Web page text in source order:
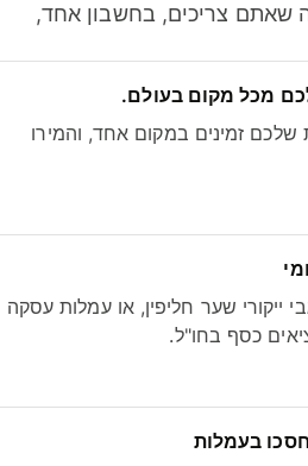
מה שאתם צריכים, בחשבון אחד,
מכל מקום בעולם.
זמינים במקום אחד, והמירו
ייקורי שער חליפין, או עמלות עסקה
כסף בחו"ל.
בעמלות